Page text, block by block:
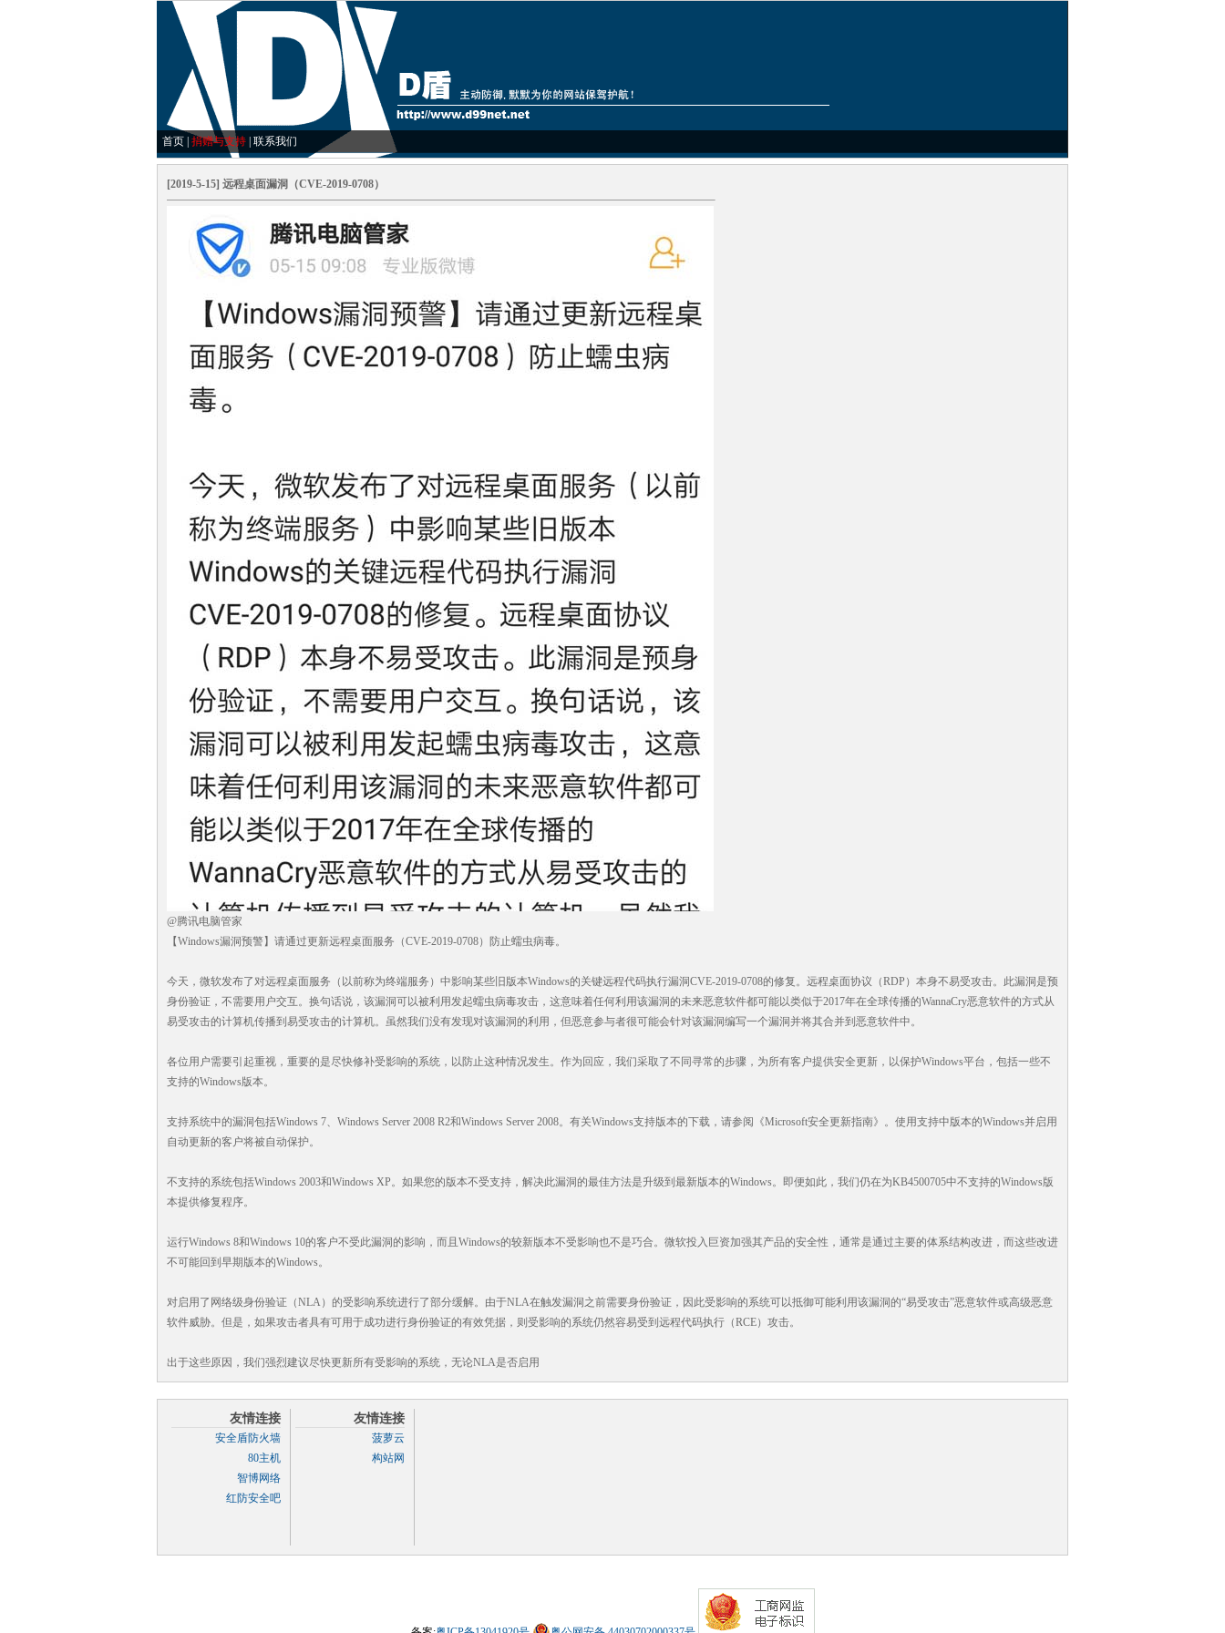
首页 捐赠与支持 联系我们
[2019-5-15] 远程桌面漏洞（CVE-2019-0708）
@腾讯电脑管家
【Windows漏洞预警】请通过更新远程桌面服务（CVE-2019-0708）防止蠕虫病毒。
今天，微软发布了对远程桌面服务（以前称为终端服务）中影响某些旧版本Windows的关键远程代码执行漏洞CVE-2019-0708的修复。远程桌面协议（RDP）本身不易受攻击。此漏洞是预
身份验证，不需要用户交互。换句话说，该漏洞可以被利用发起蠕虫病毒攻击，这意味着任何利用该漏洞的未来恶意软件都可能以类似于2017年在全球传播的WannaCry恶意软件的方式从
易受攻击的计算机传播到易受攻击的计算机。虽然我们没有发现对该漏洞的利用，但恶意参与者很可能会针对该漏洞编写一个漏洞并将其合并到恶意软件中。
各位用户需要引起重视，重要的是尽快修补受影响的系统，以防止这种情况发生。作为回应，我们采取了不同寻常的步骤，为所有客户提供安全更新，以保护Windows平台，包括一些不
支持的Windows版本。
支持系统中的漏洞包括Windows 7、Windows Server 2008 R2和Windows Server 2008。有关Windows支持版本的下载，请参阅《Microsoft安全更新指南》。使用支持中版本的Windows并启用
自动更新的客户将被自动保护。
不支持的系统包括Windows 2003和Windows XP。如果您的版本不受支持，解决此漏洞的最佳方法是升级到最新版本的Windows。即便如此，我们仍在为KB4500705中不支持的Windows版
本提供修复程序。
运行Windows 8和Windows 10的客户不受此漏洞的影响，而且Windows的较新版本不受影响也不是巧合。微软投入巨资加强其产品的安全性，通常是通过主要的体系结构改进，而这些改进
不可能回到早期版本的Windows。
对启用了网络级身份验证（NLA）的受影响系统进行了部分缓解。由于NLA在触发漏洞之前需要身份验证，因此受影响的系统可以抵御可能利用该漏洞的“易受攻击”恶意软件或高级恶意
软件威胁。但是，如果攻击者具有可用于成功进行身份验证的有效凭据，则受影响的系统仍然容易受到远程代码执行（RCE）攻击。
出于这些原因，我们强烈建议尽快更新所有受影响的系统，无论NLA是否启用
友情连接
安全盾防火墙
80主机
智博网络
红防安全吧
友情连接
菠萝云
构站网